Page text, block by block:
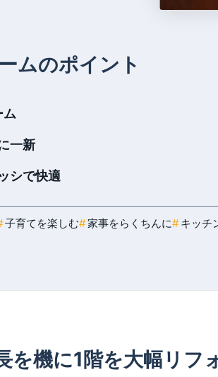
ムのポイント
ム
一新
シで快適
子育てを楽しむ 家事をらくちんに キッチ
を機に1階を大幅リフ